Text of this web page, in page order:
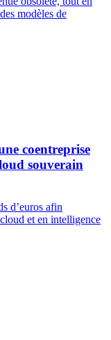
modèles de
coentreprise
souverain
d’euros afin
et en intelligence